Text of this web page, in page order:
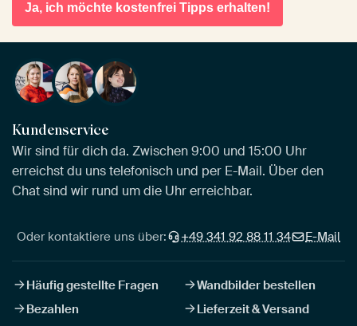
Ja, ich möchte kostenfrei Tipps erhalten!
Kundenservice
Wir sind für dich da. Zwischen 9:00 und 15:00 Uhr
erreichst du uns telefonisch und per E-Mail. Über den
Chat sind wir rund um die Uhr erreichbar.
Oder kontaktiere uns über: +49 341 92 88 11 34 E-Mail
Häufig gestellte Fragen
Wandbilder bestellen
Bezahlen
Lieferzeit & Versand